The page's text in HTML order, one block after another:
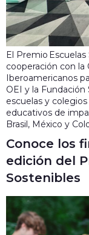
El Premio
cooperación con la
Iberoamericanos
OEI y la Fundación
escuelas y
educativos de
Brasil, México y
Conoce los
edición del
Sostenibles